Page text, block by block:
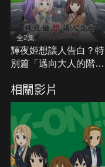
全2集
輝夜姬想讓人告白？特
別篇「邁向大人的階
相關影片